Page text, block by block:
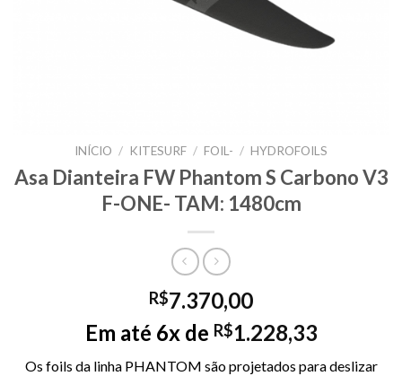
INÍCIO / KITESURF / FOIL- / HYDROFOILS
Asa Dianteira FW Phantom S Carbono V3
F-ONE- TAM: 1480cm
R$7.370,00
Em até 6x de R$1.228,33
Os foils da linha PHANTOM são projetados para deslizar